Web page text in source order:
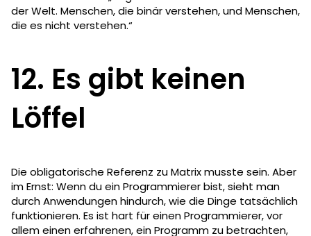
der Welt. Menschen, die binär verstehen, und Menschen,
die es nicht verstehen.“
12. Es gibt keinen
Löffel
Die obligatorische Referenz zu Matrix musste sein. Aber
im Ernst: Wenn du ein Programmierer bist, sieht man
durch Anwendungen hindurch, wie die Dinge tatsächlich
funktionieren. Es ist hart für einen Programmierer, vor
allem einen erfahrenen, ein Programm zu betrachten,